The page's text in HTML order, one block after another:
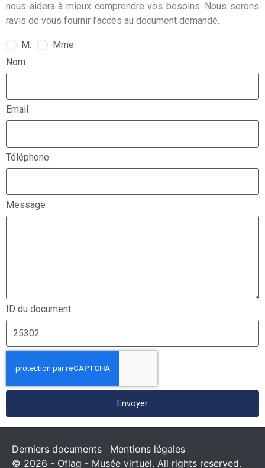
nous aidera à mieux comprendre vos besoins. Nous serons
ravis de vous fournir l’accès au document demandé.
M.
Mme
Nom
Email
Téléphone
Message
ID du document
Envoyer
Derniers documents
Mentions légales
© 2026 - Oflag - Musée virtuel. All rights reserved.